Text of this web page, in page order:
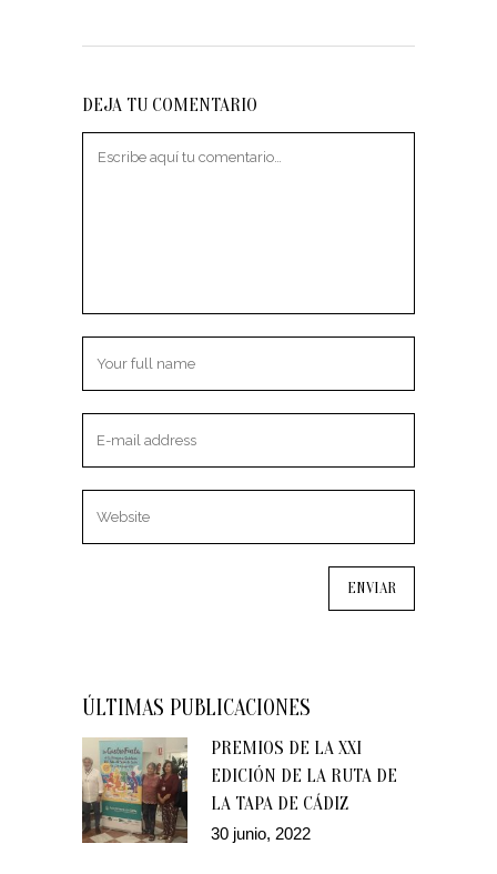
DEJA TU COMENTARIO
ÚLTIMAS PUBLICACIONES
PREMIOS DE LA XXI
EDICIÓN DE LA RUTA DE
LA TAPA DE CÁDIZ
30 junio, 2022